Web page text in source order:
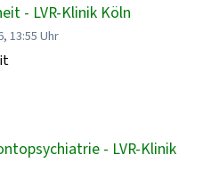
- LVR-Klinik Köln
13:55 Uhr
- LVR-Klinik